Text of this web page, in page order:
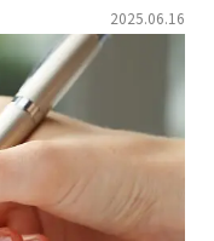
2025.06.16